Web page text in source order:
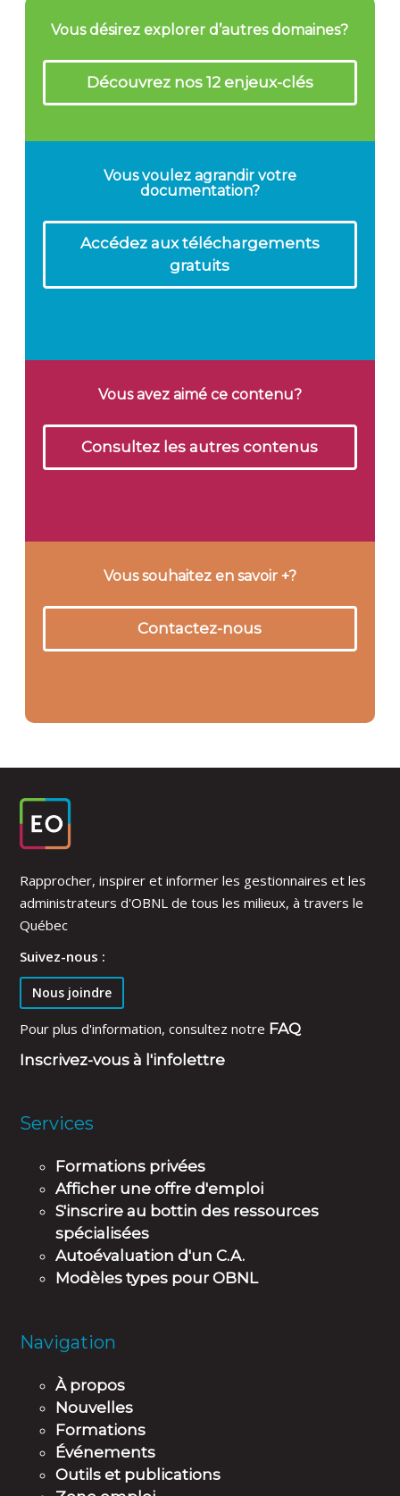
Vous désirez explorer d’autres domaines?
Découvrez nos 12 enjeux-clés
Vous voulez agrandir votre
documentation?
Accédez aux téléchargements
gratuits
Vous avez aimé ce contenu?
Consultez les autres contenus
Vous souhaitez en savoir +?
Contactez-nous
Rapprocher, inspirer et informer les gestionnaires et les
administrateurs d'OBNL de tous les milieux, à travers le
Québec
Suivez-nous :
Nous joindre
Pour plus d'information, consultez notre FAQ
Inscrivez-vous à l'infolettre
Services
Formations privées
Afficher une offre d'emploi
S'inscrire au bottin des ressources
spécialisées
Autoévaluation d'un C.A.
Modèles types pour OBNL
Navigation
À propos
Nouvelles
Formations
Événements
Outils et publications